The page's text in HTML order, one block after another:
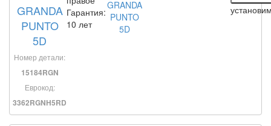
GRANDA
PUNTO
5D
Номер детали:
15184RGN
Еврокод:
3362RGNH5RD
Гарантия:
10 лет